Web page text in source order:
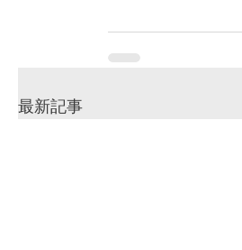
最新記事